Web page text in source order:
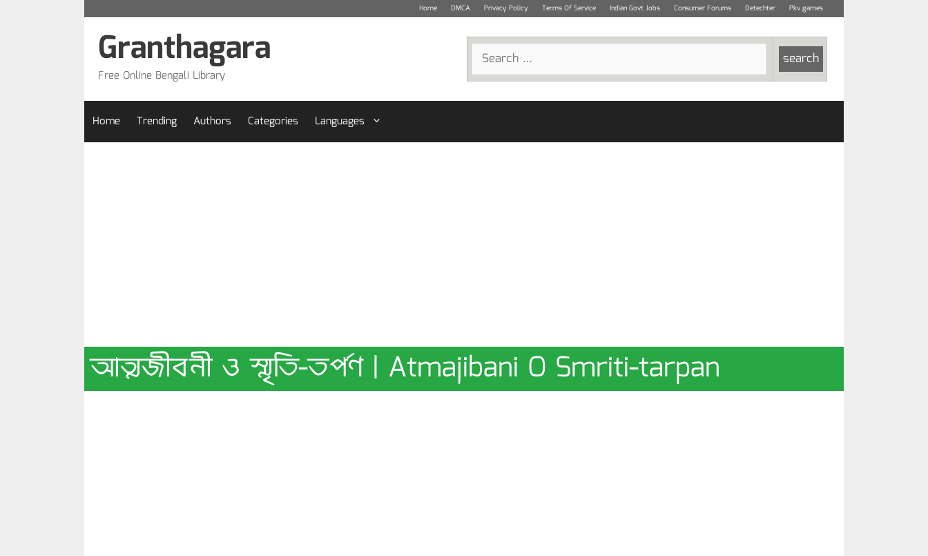
Home DMCA Privacy Policy Terms Of Service Indian Govt Jobs Consumer Forums Detechter Pkv games
Search
for:
Granthagara
Free Online Bengali Library
Home Trending Authors Categories Languages
আত্মজীবনী ও স্মৃতি-তর্পণ | Atmajibani O Smriti-tarpan